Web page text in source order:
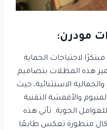
مودرن:
لاحتياجات الحماية
هذه المظلات بتصاميم
الاستثنائية، حيث
والأقمشة التقنية
الجوية. تأتي هذه
متطورة تعكس طابعًا